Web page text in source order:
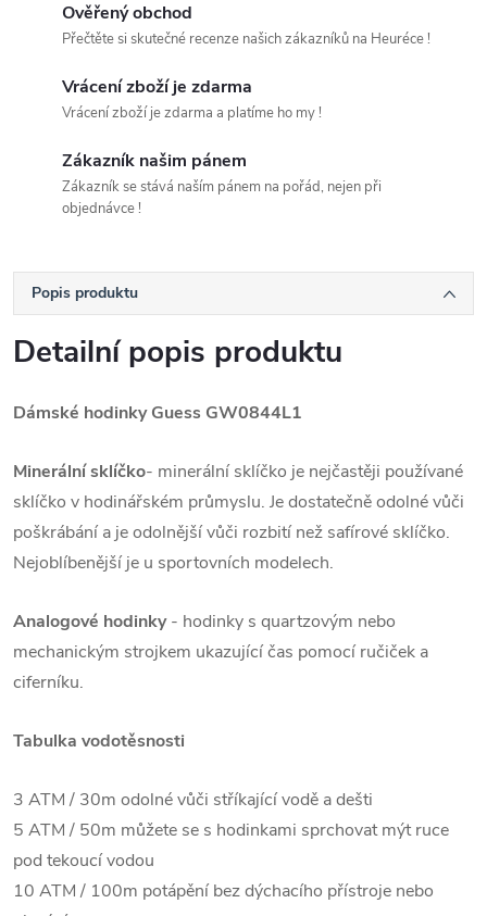
Ověřený obchod
Přečtěte si skutečné recenze našich zákazníků na Heuréce !
Vrácení zboží je zdarma
Vrácení zboží je zdarma a platíme ho my !
Zákazník našim pánem
Zákazník se stává naším pánem na pořád, nejen při
objednávce !
Popis produktu
Detailní popis produktu
Dámské hodinky Guess GW0844L1
Minerální sklíčko- minerální sklíčko je nejčastěji používané
sklíčko v hodinářském průmyslu. Je dostatečně odolné vůči
poškrábání a je odolnější vůči rozbití než safírové sklíčko.
Nejoblíbenější je u sportovních modelech.
Analogové hodinky- hodinky s quartzovým nebo
mechanickým strojkem ukazující čas pomocí ručiček a
ciferníku.
Tabulka vodotěsnosti
3 ATM / 30m odolné vůči stříkající vodě a dešti
5 ATM / 50m můžete se s hodinkami sprchovat mýt ruce
pod tekoucí vodou
10 ATM / 100m potápění bez dýchacího přístroje nebo